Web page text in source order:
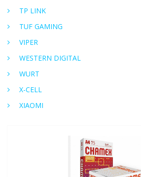
TP LINK
TUF GAMING
VIPER
WESTERN DIGITAL
WURT
X-CELL
XIAOMI